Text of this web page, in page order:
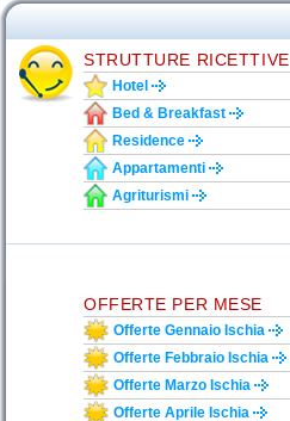
STRUTTURE RICETTIVE
Hotel
Bed & Breakfast
Residence
Appartamenti
Agriturismi
OFFERTE PER MESE
Offerte Gennaio Ischia
Offerte Febbraio Ischia
Offerte Marzo Ischia
Offerte Aprile Ischia